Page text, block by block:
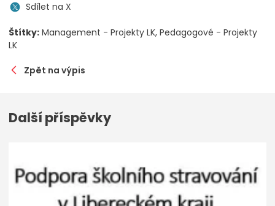
Sdílet na X
Štítky: Management - Projekty LK Pedagogové - Projekty
LK
Zpět na výpis
Další příspěvky